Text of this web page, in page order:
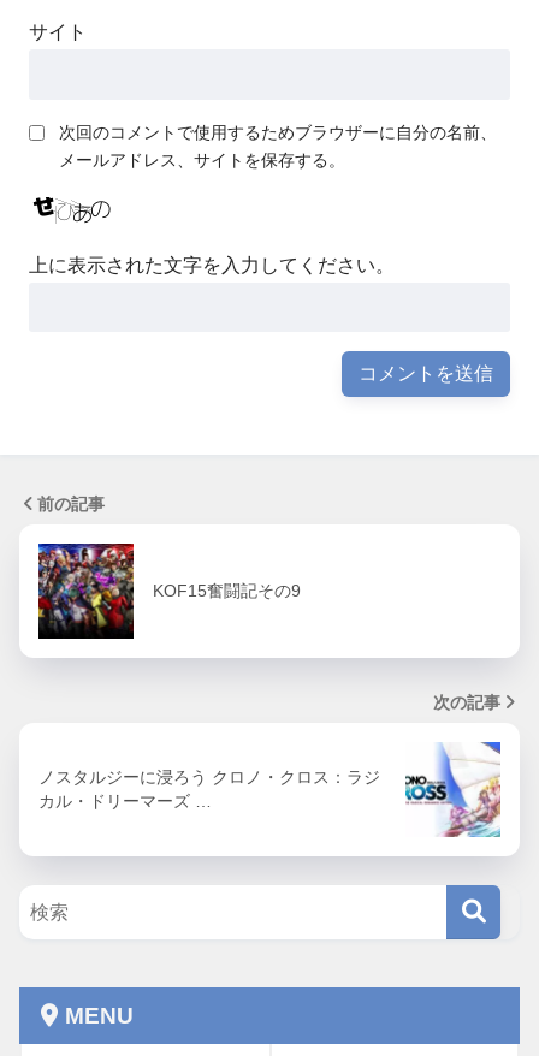
サイト
次回のコメントで使用するためブラウザーに自分の名前、
メールアドレス、サイトを保存する。
上に表示された文字を入力してください。
前の記事
KOF15奮闘記その9
次の記事
ノスタルジーに浸ろう クロノ・クロス：ラジ
カル・ドリーマーズ …
MENU